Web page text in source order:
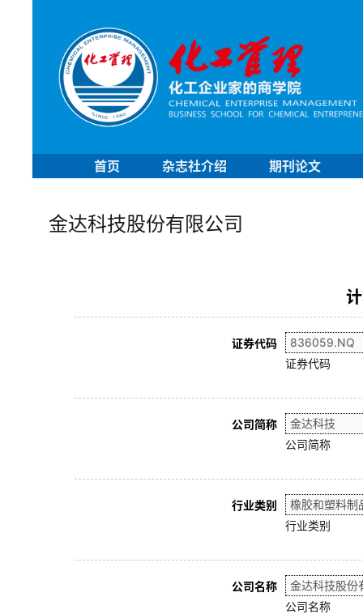
首页 杂志社介绍 期刊论文
金达科技股份有限公司
证券代码
证券代码
公司简称
公司简称
行业类别
行业类别
公司名称
公司名称